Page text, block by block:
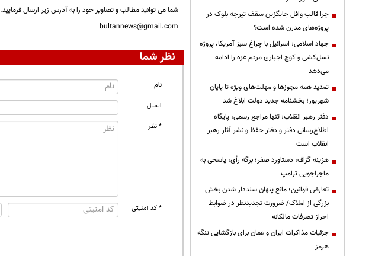
شما می توانید مطالب و تصاویر خود را به آدرس زیر ارسال فرمایید.
bultannews@gmail.com
نظر شما
نام
ایمیل
* نظر
* کد امنیتی
چرا قالب وافل جایگزین سقف تیرچه بلوک در
پروژه‌های مدرن شده است؟
جهاد اسلامی: اسرائیل با چراغ سبز آمریکا، پروژه
نسل‌کشی و کوچ اجباری مردم غزه را ادامه
می‌دهد
تمدید همه مجوزها و مهلت‌های ویژه تا پایان
شهریور؛ بخشنامه جدید دولت ابلاغ شد
دفتر رهبر انقلاب: تنها مراجع رسمی، پایگاه
اطلاع‌رسانی دفتر و دفتر حفظ و نشر آثار رهبر
انقلاب است
هزینه گزاف، دستاورد صفر؛ برگه رأی، پاسخی به
ماجراجویی ترامپ
تعارض قوانین؛ مانع پنهان سنددار شدن بخش
بزرگی از املاک/ ضرورت تجدیدنظر در ضوابط
احراز تصرفات مالکانه
جزئیات مذاکرات ایران و عمان برای بازگشایی تنگه
هرمز